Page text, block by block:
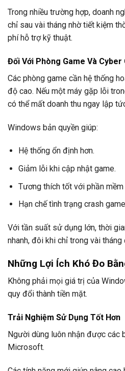
Trong nhiều trường hợp, doanh
chỉ sau vài tháng nhờ tiết kiệm
phí hỗ trợ kỹ thuật.
Đối Với Phòng Game Và Cyber
Các phòng game cần hệ thống
độ cao. Nếu một máy gặp lỗi
có thể mất doanh thu ngay lập
Windows bản quyền giúp:
Hệ thống ổn định hơn.
Giảm lỗi khi cập nhật game.
Tương thích tốt với phần mềm
Hạn chế tình trạng crash
Với tần suất sử dụng lớn, thời
nhanh, đôi khi chỉ trong vài
Những Lợi Ích Khó Đo
Không phải mọi giá trị của
quy đổi thành tiền mặt.
Trải Nghiệm Sử Dụng Tốt Hơn
Người dùng luôn nhận được các
Microsoft.